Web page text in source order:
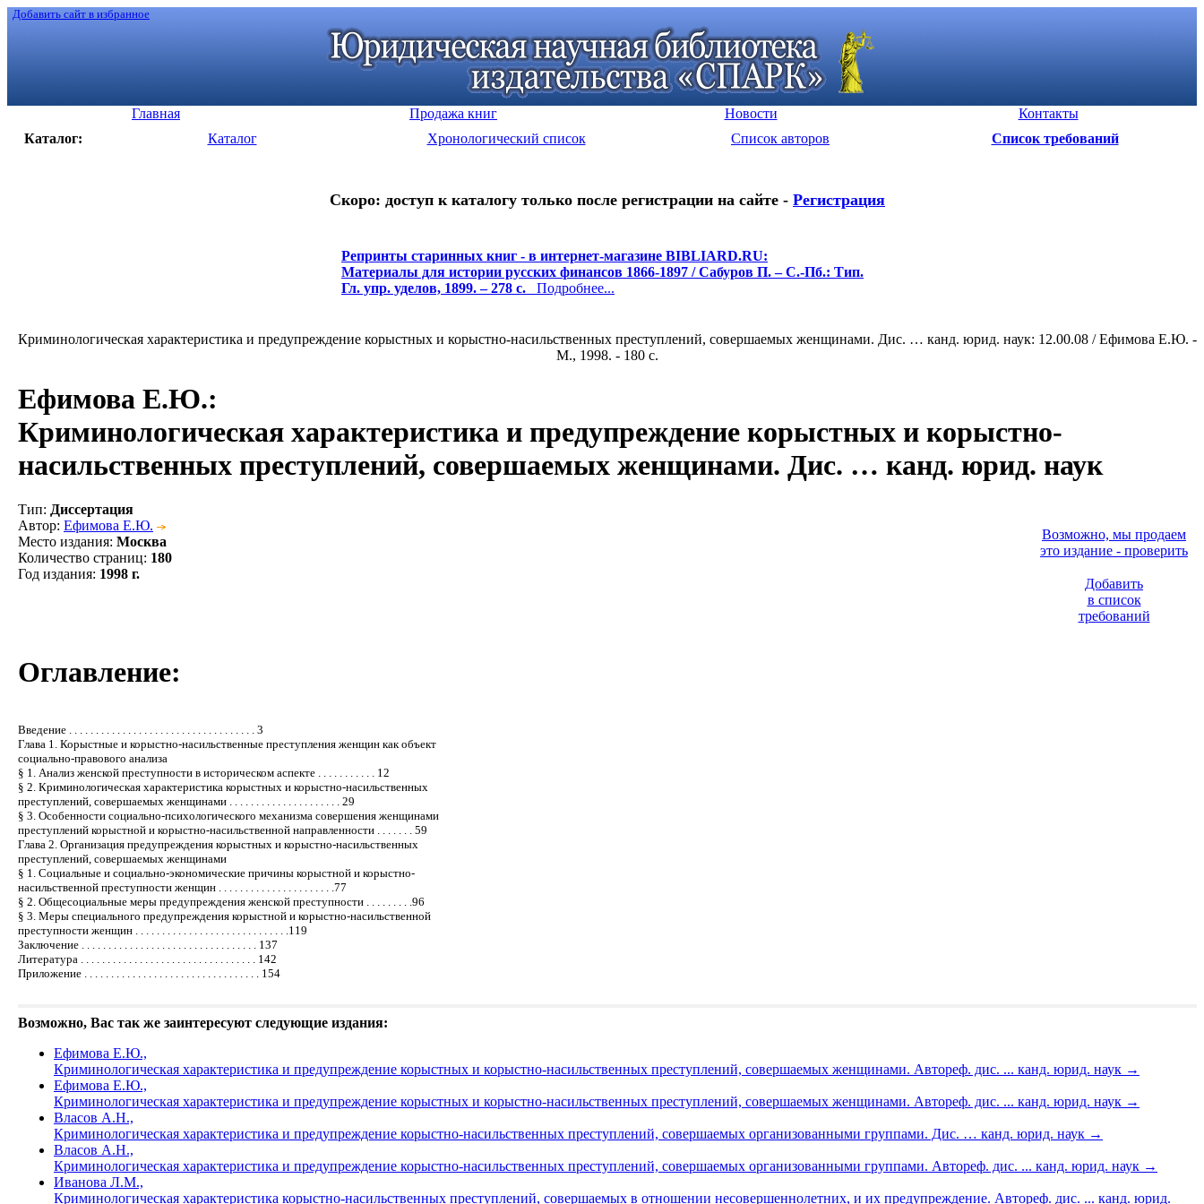
Добавить сайт в избранное
Главная Продажа книг Новости
Контакты
Каталог:
Каталог Хронологический список Список авторов Список требований
Скоро: доступ к каталогу только после регистрации на сайте - Регистрация
Репринты старинных книг - в интернет-магазине BIBLIARD.RU:
Материалы для истории русских финансов 1866-1897 / Сабуров П. – С.-Пб.: Тип.
Гл. упр. уделов, 1899. – 278 с. Подробнее...
Криминологическая характеристика и предупреждение корыстных и корыстно-насильственных преступлений, совершаемых женщинами. Дис. … канд. юрид. наук: 12.00.08 / Ефимова Е.Ю. -
М., 1998. - 180 c.
Ефимова Е.Ю.:
Криминологическая характеристика и предупреждение корыстных и корыстно-
насильственных преступлений, совершаемых женщинами. Дис. … канд. юрид. наук
Тип: Диссертация
Автор: Ефимова Е.Ю.
Место издания: Москва
Количество страниц: 180
Год издания: 1998 г.
Возможно, мы продаем
это издание - проверить
Добавить
в список
требований
Оглавление:
Введение . . . . . . . . . . . . . . . . . . . . . . . . . . . . . . . . . . . 3
Глава 1. Корыстные и корыстно-насильственные преступления женщин как объект
социально-правового анализа
§ 1. Анализ женской преступности в историческом аспекте . . . . . . . . . . . 12
§ 2. Криминологическая характеристика корыстных и корыстно-насильственных
преступлений, совершаемых женщинами . . . . . . . . . . . . . . . . . . . . . 29
§ 3. Особенности социально-психологического механизма совершения женщинами
преступлений корыстной и корыстно-насильственной направленности . . . . . . . 59
Глава 2. Организация предупреждения корыстных и корыстно-насильственных
преступлений, совершаемых женщинами
§ 1. Социальные и социально-экономические причины корыстной и корыстно-
насильственной преступности женщин . . . . . . . . . . . . . . . . . . . . . .77
§ 2. Общесоциальные меры предупреждения женской преступности . . . . . . . . .96
§ 3. Меры специального предупреждения корыстной и корыстно-насильственной
преступности женщин . . . . . . . . . . . . . . . . . . . . . . . . . . . . .119
Заключение . . . . . . . . . . . . . . . . . . . . . . . . . . . . . . . . . 137
Литература . . . . . . . . . . . . . . . . . . . . . . . . . . . . . . . . . 142
Приложение . . . . . . . . . . . . . . . . . . . . . . . . . . . . . . . . . 154
Возможно, Вас так же заинтересуют следующие издания:
Ефимова Е.Ю.,
Криминологическая характеристика и предупреждение корыстных и корыстно-насильственных преступлений, совершаемых женщинами. Автореф. дис. ... канд. юрид. наук →
Ефимова Е.Ю.,
Криминологическая характеристика и предупреждение корыстных и корыстно-насильственных преступлений, совершаемых женщинами. Автореф. дис. ... канд. юрид. наук →
Власов А.Н.,
Криминологическая характеристика и предупреждение корыстно-насильственных преступлений, совершаемых организованными группами. Дис. … канд. юрид. наук →
Власов А.Н.,
Криминологическая характеристика и предупреждение корыстно-насильственных преступлений, совершаемых организованными группами. Автореф. дис. ... канд. юрид. наук →
Иванова Л.М.,
Криминологическая характеристика корыстно-насильственных преступлений, совершаемых в отношении несовершеннолетних, и их предупреждение. Автореф. дис. ... канд. юрид.